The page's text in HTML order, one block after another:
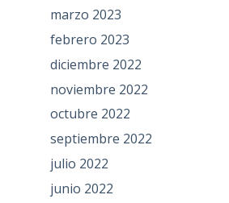
marzo 2023
febrero 2023
diciembre 2022
noviembre 2022
octubre 2022
septiembre 2022
julio 2022
junio 2022